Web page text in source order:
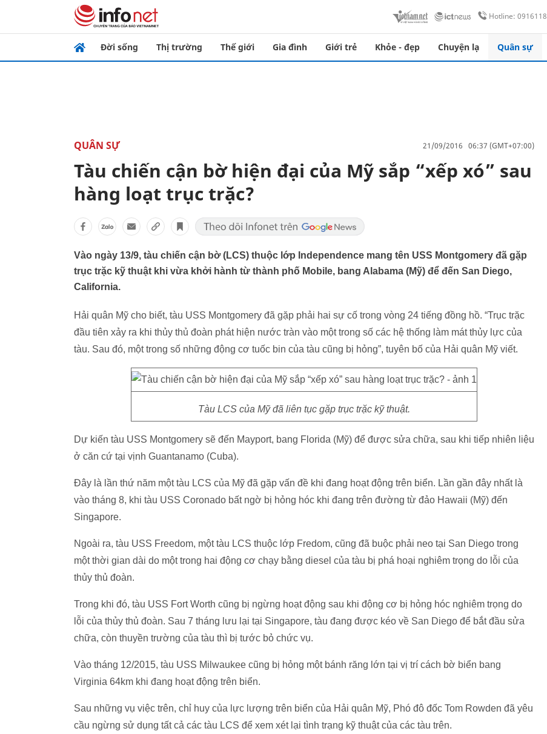
Hotline:
Đời sống Thị trường Thế giới Gia đình Giới trẻ Khỏe - đẹp Chuyện lạ Quân sự
QUÂN SỰ 21/09/2016 06:37 (GMT+07:00)
Tàu chiến cận bờ hiện đại của Mỹ sắp “xếp xó” sau
hàng loạt trục trặc?
Vào ngày 13/9, tàu chiến cận bờ (LCS) thuộc lớp Independence mang tên USS Montgomery đã gặp
trục trặc kỹ thuật khi vừa khởi hành từ thành phố Mobile, bang Alabama (Mỹ) để đến San Diego,
California.
Hải quân Mỹ cho biết, tàu USS Montgomery đã gặp phải hai sự cố trong vòng 24 tiếng đồng hồ. “Trục trặc
đầu tiên xảy ra khi thủy thủ đoàn phát hiện nước tràn vào một trong số các hệ thống làm mát thủy lực của
tàu. Sau đó, một trong số những động cơ tuốc bin của tàu cũng bị hỏng”, tuyên bố của Hải quân Mỹ viết.
Tàu LCS của Mỹ đã liên tục gặp trục trặc kỹ thuật.
Dự kiến tàu USS Montgomery sẽ đến Mayport, bang Florida (Mỹ) để được sửa chữa, sau khi tiếp nhiên liệu
ở căn cứ tại vịnh Guantanamo (Cuba).
Đây là lần thứ năm một tàu LCS của Mỹ đã gặp vấn đề khi đang hoạt động trên biển. Lần gần đây nhất là
vào tháng 8, khi tàu USS Coronado bất ngờ bị hỏng hóc khi đang trên đường từ đảo Hawaii (Mỹ) đến
Singapore.
Ngoài ra, tàu USS Freedom, một tàu LCS thuộc lớp Fredom, cũng đã buộc phải neo tại San Diego trong
một thời gian dài do một trong hai động cơ chạy bằng diesel của tàu bị phá hoại nghiêm trọng do lỗi của
thủy thủ đoàn.
Trong khi đó, tàu USS Fort Worth cũng bị ngừng hoạt động sau khi động cơ bị hỏng hóc nghiêm trọng do
lỗi của thủy thủ đoàn. Sau 7 tháng lưu lại tại Singapore, tàu đang được kéo về San Diego để bắt đầu sửa
chữa, còn thuyền trường của tàu thì bị tước bỏ chức vụ.
Vào tháng 12/2015, tàu USS Milwaukee cũng bị hỏng một bánh răng lớn tại vị trí cách bờ biển bang
Virginia 64km khi đang hoạt động trên biển.
Sau những vụ việc trên, chỉ huy của lực lượng trên biển của Hải quân Mỹ, Phó đô đốc Tom Rowden đã yêu
cầu ngừng sử dụng tất cả các tàu LCS để xem xét lại tình trạng kỹ thuật của các tàu trên.